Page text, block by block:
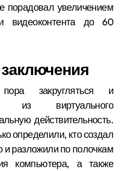
порадовал увеличением
видеоконтента до 60
закругляться и
из виртуального
действительность.
определили, кто создал
и разложили по полочкам
компьютера, а также